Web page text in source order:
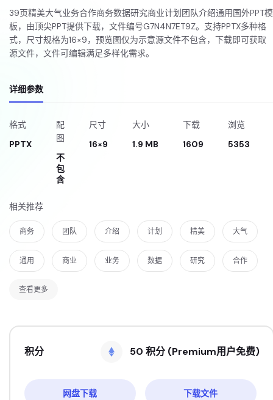
39页精美大气业务合作商务数据研究商业计划团队介绍通用国外PPT模
板，由顶尖PPT提供下载，文件编号G7N4N7ET9Z。支持PPTX多种格
式，尺寸规格为16×9，预览图仅为示意源文件不包含，下载即可获取
源文件，文件可编辑满足多样化需求。
详细参数
格式
PPTX
配
图
不
包
含
尺寸
16×9
大小
1.9 MB
下载
1609
浏览
5353
相关推荐
商务 团队 介绍 计划 精美 大气
通用 商业 业务 数据 研究 合作
查看更多
积分 50 积分 (Premium用户免费)
网盘下载 下载文件